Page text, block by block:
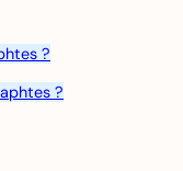
?
?